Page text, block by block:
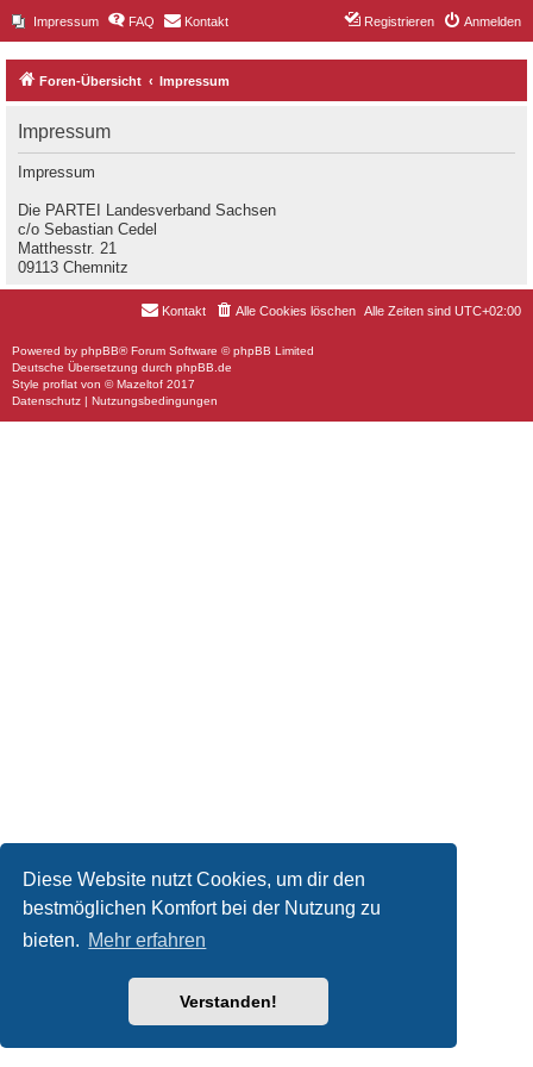
Diese Website nutzt Cookies, um dir den
bestmöglichen Komfort bei der Nutzung zu
bieten. Mehr erfahren
Verstanden!
Impressum FAQ Kontakt Anmelden
Registrieren
Foren-Übersicht Impressum
Impressum
Impressum
Die PARTEI Landesverband Sachsen
c/o Sebastian Cedel
Matthesstr. 21
09113 Chemnitz
Alle Zeiten sind UTC+02:00
Alle Cookies löschen
Kontakt
Powered by phpBB® Forum Software © phpBB Limited
Deutsche Übersetzung durch phpBB.de
Style proflat von ©Mazeltof 2017
Datenschutz | Nutzungsbedingungen